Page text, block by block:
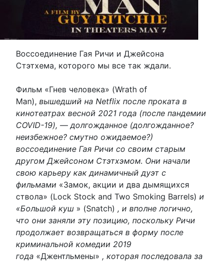
Воссоединение Гая Ричи и Джейсона
Стэтхема, которого мы все так ждали.
Фильм «Гнев человека» (Wrath of
Man), вышедший на Netflix после проката в
кинотеатрах весной 2021 года (после пандемии
COVID-19), — долгожданное (долгожданное?
неизбежное? смутно ожидаемое?)
воссоединение Гая Ричи со своим старым
другом Джейсоном Стэтхэмом. Они начали
свою карьеру как динамичный дуэт с
фильмами «Замок, акции и два дымящихся
ствола» (Lock Stock and Two Smoking Barrels) и
«Большой куш » (Snatch) , и вполне логично,
что они заняли эту позицию, поскольку Ричи
продолжает возвращаться в форму после
криминальной комедии 2019
года «Джентльмены» , которая последовала за